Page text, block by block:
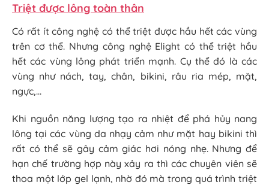
Triệt được lông toàn thân
Có rất ít công nghệ có thể triệt được hầu hết các vùng
trên cơ thể. Nhưng công nghệ Elight có thể triệt hầu
hết các vùng lông phát triển mạnh. Cụ thể đó là các
vùng như nách, tay, chân, bikini, râu ria mép, mặt,
ngực,…
Khi nguồn năng lượng tạo ra nhiệt để phá hủy nang
lông tại các vùng da nhạy cảm như mặt hay bikini thì
rất có thể sẽ gây cảm giác hơi nóng nhẹ. Nhưng để
hạn chế trường hợp này xảy ra thì các chuyên viên sẽ
thoa một lớp gel lạnh, nhờ đó mà trong quá trình triệt